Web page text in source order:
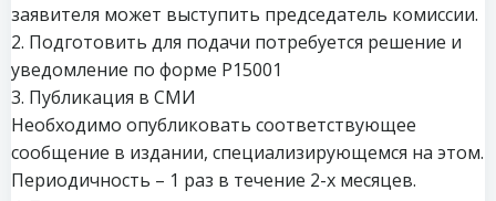
заявителя может выступить председатель комиссии.
2. Подготовить для подачи потребуется решение и
уведомление по форме Р15001
3. Публикация в СМИ
Необходимо опубликовать соответствующее
сообщение в издании, специализирующемся на этом.
Периодичность – 1 раз в течение 2-х месяцев.